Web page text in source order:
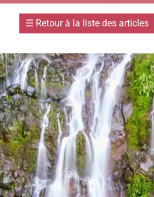
☰ Retour à la liste des articles